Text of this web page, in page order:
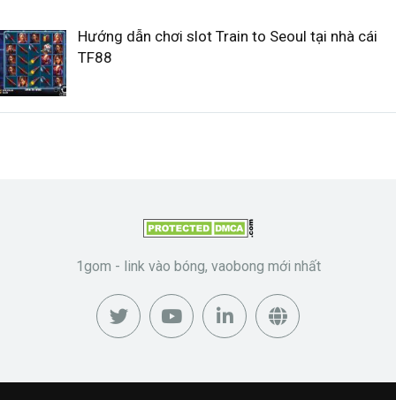
Hướng dẫn chơi slot Train to Seoul tại nhà cái
TF88
1gom - link vào bóng, vaobong mới nhất